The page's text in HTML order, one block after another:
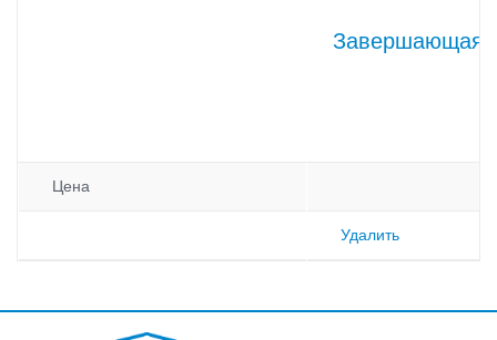
Завершающая
Цена
Удалить